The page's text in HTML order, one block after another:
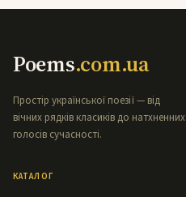
Poems.com.ua
Простір української поезії — від
вічних рядків класиків до натхненних
голосів сучасності.
КАТАЛОГ